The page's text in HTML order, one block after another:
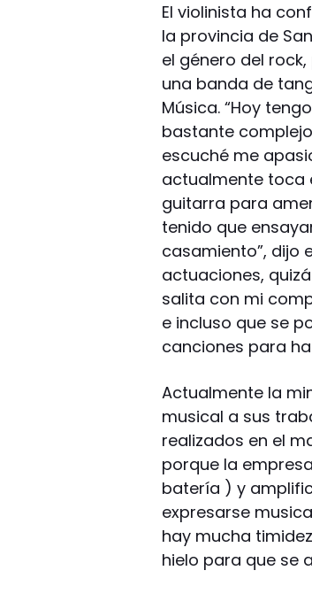
El violinista ha
la provincia de
el género del
una banda de
Música. “Hoy
bastante
escuché me
actualmente toca
guitarra para
tenido que
casamiento”, dijo
actuaciones,
salita con mi
e incluso que se
canciones para
Actualmente la
musical a sus
realizados en el
porque la
batería ) y
expresarse
hay mucha
hielo para que se